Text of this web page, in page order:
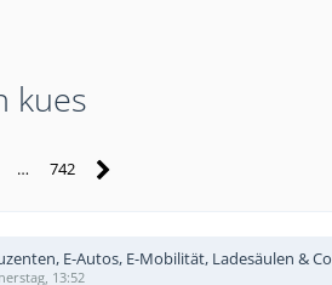
kues
… 742
E-Autos, E-Mobilität, Ladesäulen & Co
13:52